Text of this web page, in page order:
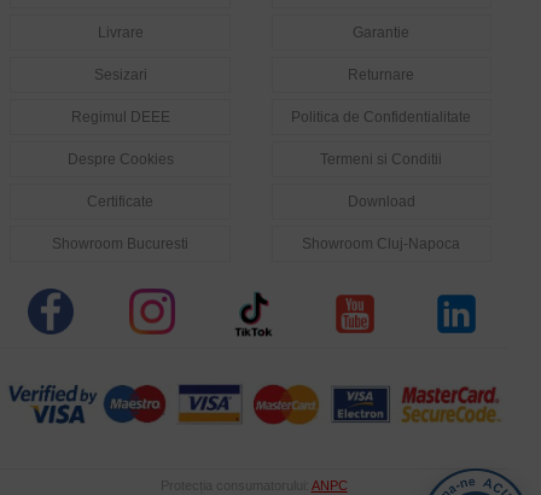
Livrare Garantie
Sesizari Returnare
Regimul DEEE Politica de Confidentialitate
Despre Cookies Termeni si Conditii
Certificate Download
Showroom Bucuresti Showroom Cluj-Napoca
Protecția consumatorului: ANPC